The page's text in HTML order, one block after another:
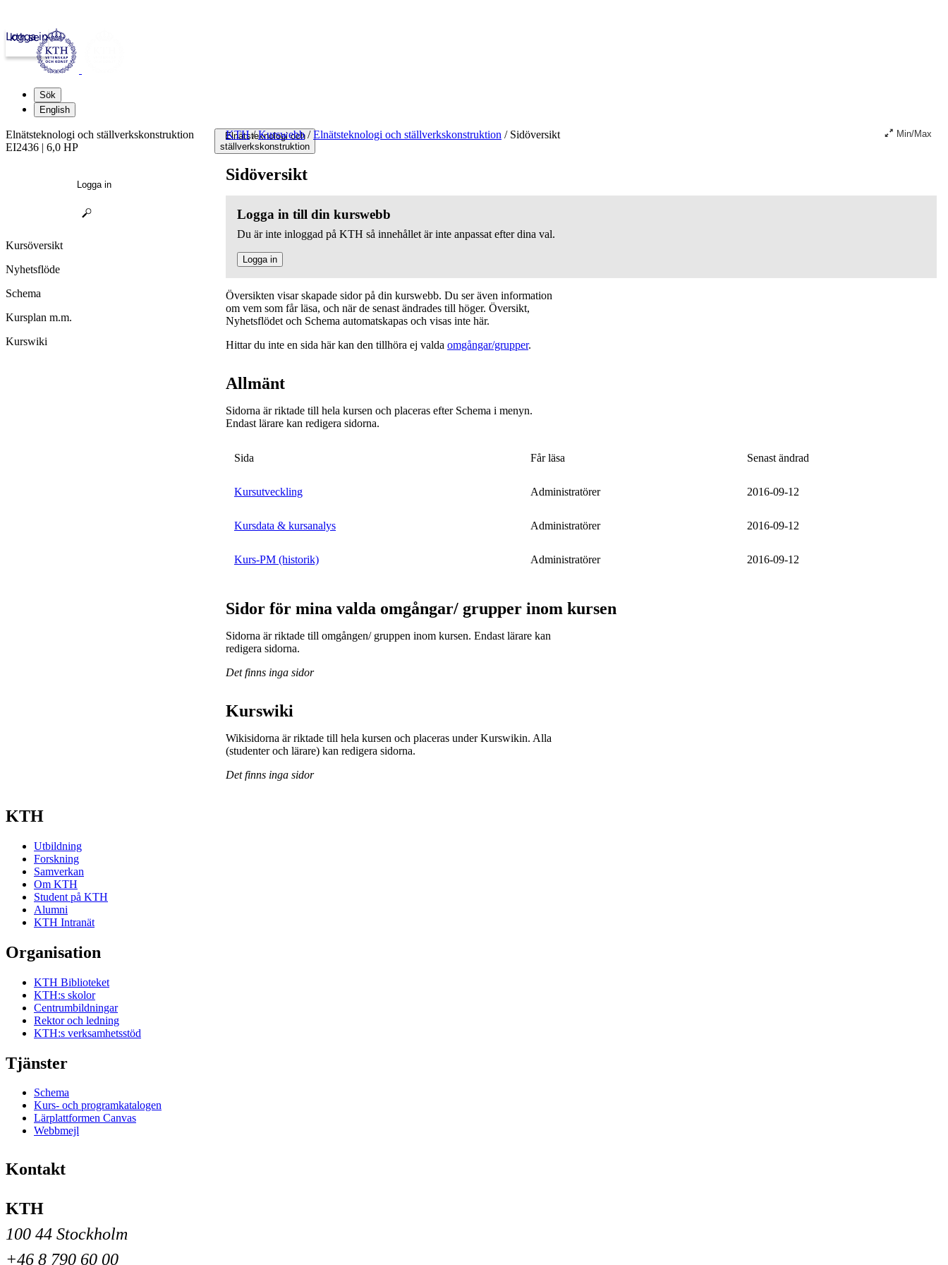
kth.se
Logga in
Sök
English
Elnätsteknologi och
ställverkskonstruktion
KTH / Kurswebb / Elnätsteknologi och ställverkskonstruktion /Sidöversikt Min/Max
Sidöversikt
Logga in till din kurswebb
Du är inte inloggad på KTH så innehållet är inte anpassat efter dina val.
Logga in
Översikten visar skapade sidor på din kurswebb. Du ser även information
om vem som får läsa, och när de senast ändrades till höger. Översikt,
Nyhetsflödet och Schema automatskapas och visas inte här.
Hittar du inte en sida här kan den tillhöra ej valda omgångar/grupper.
Allmänt
Sidorna är riktade till hela kursen och placeras efter Schema i menyn.
Endast lärare kan redigera sidorna.
Sida Får läsa Senast ändrad
Kursutveckling Administratörer 2016-09-12
Kursdata & kursanalys Administratörer 2016-09-12
Kurs-PM (historik) Administratörer 2016-09-12
Sidor för mina valda omgångar/ grupper inom kursen
Sidorna är riktade till omgången/ gruppen inom kursen. Endast lärare kan
redigera sidorna.
Det finns inga sidor
Kurswiki
Wikisidorna är riktade till hela kursen och placeras under Kurswikin. Alla
(studenter och lärare) kan redigera sidorna.
Det finns inga sidor
Elnätsteknologi och ställverkskonstruktion
EI2436 | 6,0 HP
Logga in
Kursöversikt
Nyhetsflöde
Schema
Kursplan m.m.
Kurswiki
KTH
Utbildning
Forskning
Samverkan
Om KTH
Student på KTH
Alumni
KTH Intranät
Organisation
KTH Biblioteket
KTH:s skolor
Centrumbildningar
Rektor och ledning
KTH:s verksamhetsstöd
Tjänster
Schema
Kurs- och programkatalogen
Lärplattformen Canvas
Webbmejl
Kontakt
KTH
100 44 Stockholm
+46 8 790 60 00